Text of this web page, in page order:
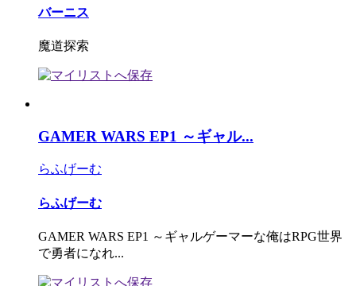
バーニス
魔道探索
GAMER WARS EP1 ～ギャル...
らふげーむ
らふげーむ
GAMER WARS EP1 ～ギャルゲーマーな俺はRPG世界
で勇者になれ...